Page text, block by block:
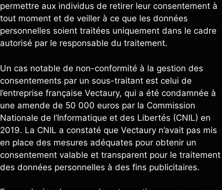
permettre aux individus de retirer leur consentement à
tout moment et de veiller à ce que les données
personnelles soient traitées uniquement dans le cadre
autorisé par le responsable du traitement.
Un cas notable de non-conformité à la gestion des
consentements par un sous-traitant est celui de
l’entreprise française Vectaury, qui a été condamnée à
une amende de 50 000 euros par la Commission
Nationale de l’Informatique et des Libertés (CNIL) en
2019. La CNIL a constaté que Vectaury n’avait pas mis
en place des mesures adéquates pour obtenir un
consentement valable et transparent pour le traitement
des données personnelles à des fins publicitaires.